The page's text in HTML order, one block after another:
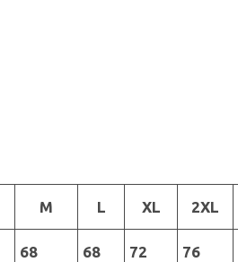
M L XL 2XL
68 68 72 76